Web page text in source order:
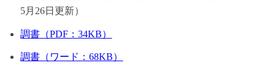
5月26日更新）
調書（PDF：34KB）
調書（ワード：68KB）